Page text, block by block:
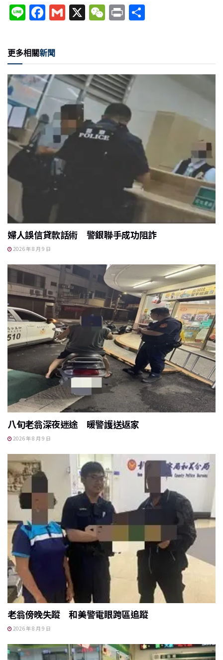
Li
n
e
F
a
c
e
b
o
o
k
G
m
X W
e
at
P
ri
更多相關新聞
婦人誤信貸款話術 警銀聯手成功阻詐
2026 年 8 月 9 日
八旬老翁深夜迷途 暖警護送返家
2026 年 8 月 9 日
老翁傍晚失蹤 和美警電眼跨區追蹤
2026 年 8 月 9 日